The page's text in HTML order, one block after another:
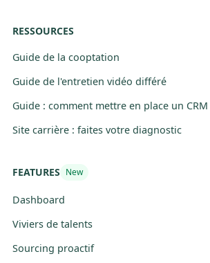
RESSOURCES
Guide de la cooptation
Guide de l'entretien vidéo différé
Guide : comment mettre en place un CRM
Site carrière : faites votre diagnostic
FEATURES New
Dashboard
Viviers de talents
Sourcing proactif